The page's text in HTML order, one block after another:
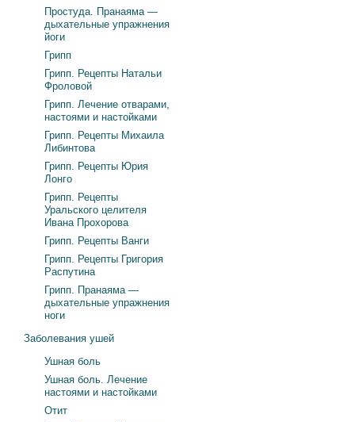
Простуда. Пранаяма —
дыхательные упражнения
йоги
Грипп
Грипп. Рецепты Натальи
Фроловой
Грипп. Лечение отварами,
настоями и настойками
Грипп. Рецепты Михаила
Либинтова
Грипп. Рецепты Юрия
Лонго
Грипп. Рецепты
Уральского целителя
Ивана Прохорова
Грипп. Рецепты Ванги
Грипп. Рецепты Григория
Распутина
Грипп. Пранаяма —
дыхательные упражнения
ноги
Заболевания ушей
Ушная боль
Ушная боль. Лечение
настоями и настойками
Отит